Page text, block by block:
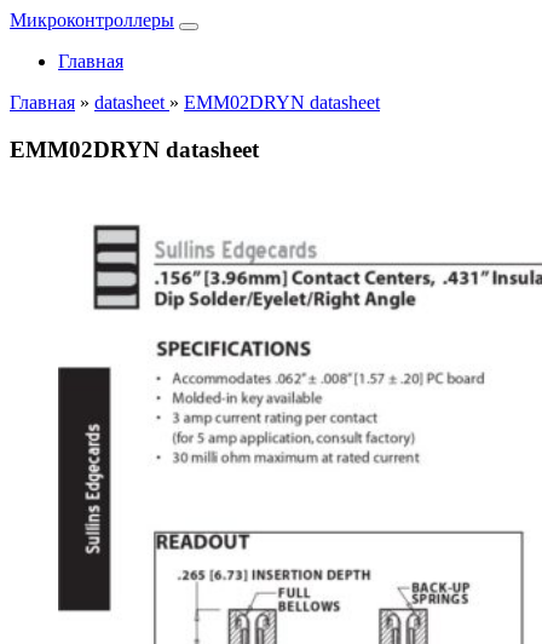
Микроконтроллеры
Главная
Главная » datasheet » EMM02DRYN datasheet
EMM02DRYN datasheet